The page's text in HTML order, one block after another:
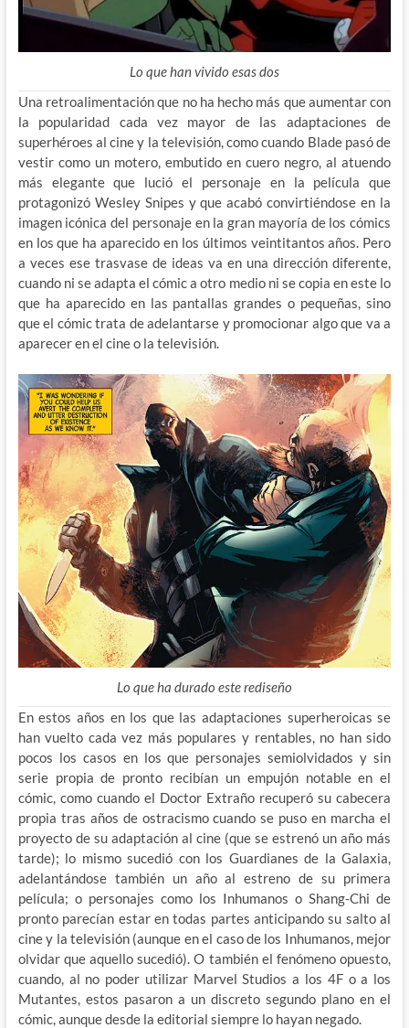
Lo que han vivido esas dos
Una retroalimentación que no ha hecho más que aumentar con
la popularidad cada vez mayor de las adaptaciones de
superhéroes al cine y la televisión, como cuando Blade pasó de
vestir como un motero, embutido en cuero negro, al atuendo
más elegante que lució el personaje en la película que
protagonizó Wesley Snipes y que acabó convirtiéndose en la
imagen icónica del personaje en la gran mayoría de los cómics
en los que ha aparecido en los últimos veintitantos años. Pero
a veces ese trasvase de ideas va en una dirección diferente,
cuando ni se adapta el cómic a otro medio ni se copia en este lo
que ha aparecido en las pantallas grandes o pequeñas, sino
que el cómic trata de adelantarse y promocionar algo que va a
aparecer en el cine o la televisión.
Lo que ha durado este rediseño
En estos años en los que las adaptaciones superheroicas se
han vuelto cada vez más populares y rentables, no han sido
pocos los casos en los que personajes semiolvidados y sin
serie propia de pronto recibían un empujón notable en el
cómic, como cuando el Doctor Extraño recuperó su cabecera
propia tras años de ostracismo cuando se puso en marcha el
proyecto de su adaptación al cine (que se estrenó un año más
tarde); lo mismo sucedió con los Guardianes de la Galaxia,
adelantándose también un año al estreno de su primera
película; o personajes como los Inhumanos o Shang-Chi de
pronto parecían estar en todas partes anticipando su salto al
cine y la televisión (aunque en el caso de los Inhumanos, mejor
olvidar que aquello sucedió). O también el fenómeno opuesto,
cuando, al no poder utilizar Marvel Studios a los 4F o a los
Mutantes, estos pasaron a un discreto segundo plano en el
cómic, aunque desde la editorial siempre lo hayan negado.